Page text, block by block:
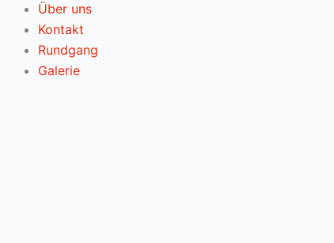
Über uns
Kontakt
Rundgang
Galerie